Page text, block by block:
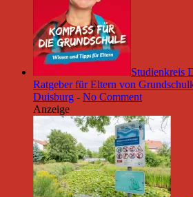
Studienkreis
Ratgeber für Eltern von
Duisburg - No Comment
Anzeige